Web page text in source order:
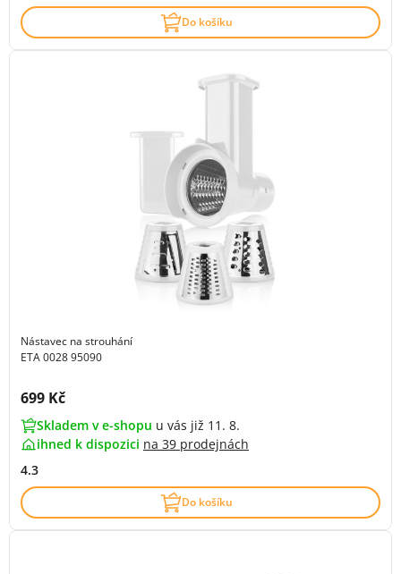
Do košíku
Nástavec na strouhání
ETA 0028 95090
Cena s DPH:
699 Kč
Skladem v e-shopu u vás již 11. 8.
ihned k dispozici na 39 prodejnách
4.3
Do košíku